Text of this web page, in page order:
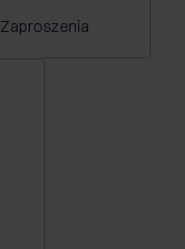
Zaproszenia